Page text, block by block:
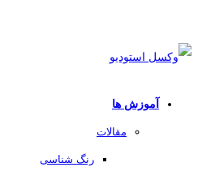
آموزش ها
مقالات
رنگ شناسی